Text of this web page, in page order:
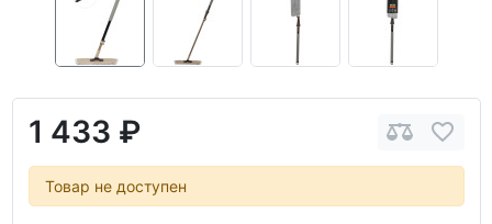
1 433 ₽
Товар не доступен